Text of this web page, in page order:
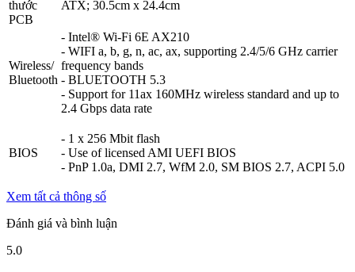
thước
PCB
ATX; 30.5cm x 24.4cm
Wireless/
Bluetooth
- Intel® Wi-Fi 6E AX210
- WIFI a, b, g, n, ac, ax, supporting 2.4/5/6 GHz carrier
frequency bands
- BLUETOOTH 5.3
- Support for 11ax 160MHz wireless standard and up to
2.4 Gbps data rate
BIOS
- 1 x 256 Mbit flash
- Use of licensed AMI UEFI BIOS
- PnP 1.0a, DMI 2.7, WfM 2.0, SM BIOS 2.7, ACPI 5.0
Xem tất cả thông số
Đánh giá và bình luận
5.0